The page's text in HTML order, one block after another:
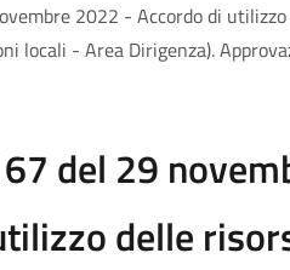
2022 - Accordo di
locali - Area Dirigenza).
del 29
delle